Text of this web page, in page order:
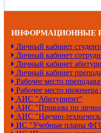
ИНФОРМАЦИОННЫЕ
Личный кабинет
Личный кабинет
Личный кабинет
Личный кабинет
Рабочее место
Рабочее место
АИС "Абитуриент"
АИС "Приказы по
АИС "Научно-
ИС "Учебные планы